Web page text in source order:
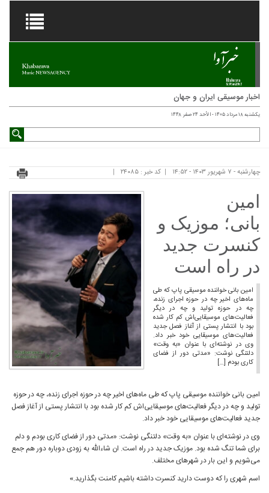
اخبار موسیقی ایران و جهان
یکشنبه ۱۸ مرداد ۱۴۰۵ - الأحد ۲۴ صفر ۱۴۴۸
چهارشنبه - ۷ شهریور ۱۴۰۳ - ۱۴:۵۲ کد خبر : ۲۴۰۸۵
امین
بانی؛ موزیک و
کنسرت جدید
در راه است
امین بانی خواننده موسیقی پاپ که طی
ماه‌های اخیر چه در حوزه اجرای زنده،
چه در حوزه تولید و چه در دیگر
فعالیت‌های موسیقایی‌اش کم کار شده
بود با انتشار پستی از آغاز فصل جدید
فعالیت‌های موسیقایی خود خبر داد.
وی در نوشته‌ای با عنوان «به وقت»
دلتنگی نوشت: «مدتی دور از فضای
کاری بودم […]
امین بانی خواننده موسیقی پاپ که طی ماه‌های اخیر چه در حوزه اجرای زنده، چه در حوزه
تولید و چه در دیگر فعالیت‌های موسیقایی‌اش کم کار شده بود با انتشار پستی از آغاز فصل
جدید فعالیت‌های موسیقایی خود خبر داد.
وی در نوشته‌ای با عنوان «به وقت» دلتنگی نوشت: «مدتی دور از فضای کاری بودم و دلم
برای شما تنگ شده بود. موزیک جدید در راه است. ان شاءالله به زودی دوباره دور هم جمع
می‌شویم و این بار در شهرهای مختلف.
اسم شهری را که دوست دارید کنسرت داشته باشیم کامنت بگذارید.»